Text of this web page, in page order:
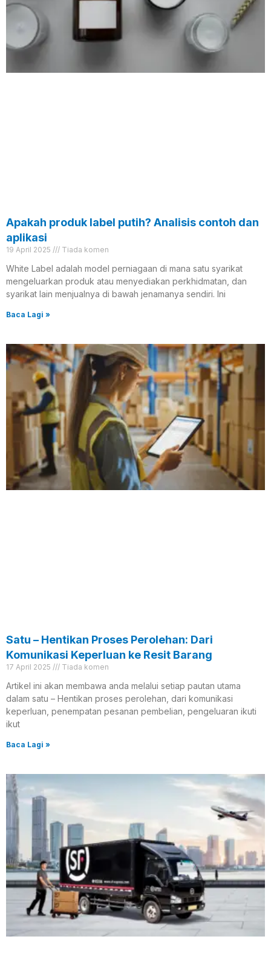
Apakah produk label putih? Analisis contoh dan
aplikasi
19 April 2025 Tiada komen
White Label adalah model perniagaan di mana satu syarikat
mengeluarkan produk atau menyediakan perkhidmatan, dan
syarikat lain menjualnya di bawah jenamanya sendiri. Ini
Baca Lagi »
Satu – Hentikan Proses Perolehan: Dari
Komunikasi Keperluan ke Resit Barang
17 April 2025 Tiada komen
Artikel ini akan membawa anda melalui setiap pautan utama
dalam satu – Hentikan proses perolehan, dari komunikasi
keperluan, penempatan pesanan pembelian, pengeluaran ikuti
ikut
Baca Lagi »